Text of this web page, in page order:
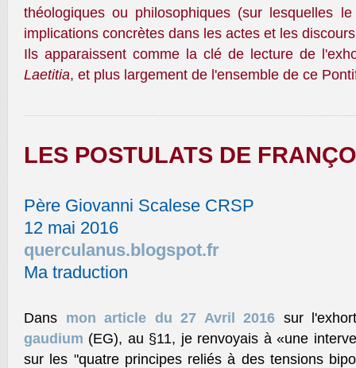
théologiques ou philosophiques (sur lesquelles
implications concrètes dans les actes et les
Ils apparaissent comme la clé de lecture de
Laetitia, et plus largement de l'ensemble de ce
LES POSTULATS DE
Père Giovanni Scalese CRSP
12 mai 2016
querculanus.blogspot.fr
Ma traduction
Dans mon article du 27 Avril 2016 sur
gaudium (EG), au §11, je renvoyais à «une
sur les "quatre principes reliés à des tensions